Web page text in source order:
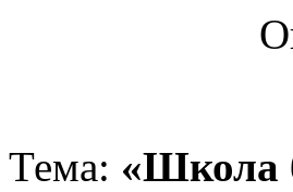
Тема: «Школа